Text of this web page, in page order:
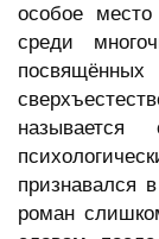
особое
среди
признавался
роман